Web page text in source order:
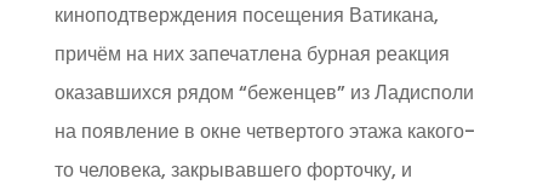
киноподтверждения посещения Ватикана,
причём на них запечатлена бурная реакция
оказавшихся рядом “беженцев” из Ладисполи
на появление в окне четвертого этажа какого-
то человека, закрывавшего форточку, и